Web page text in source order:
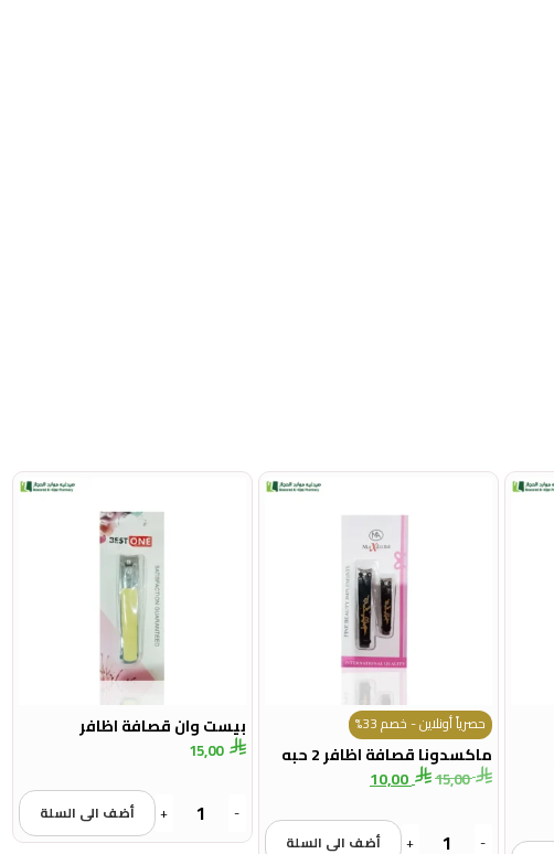
حصرياً أونلاين - خصم 33%
ماكسدونا قصافة اظافر 2 حبه
15,00
10,00
-
+ أضف الى السلة
بيست وان قصافة اظافر
15,00
-
+ أضف الى السلة